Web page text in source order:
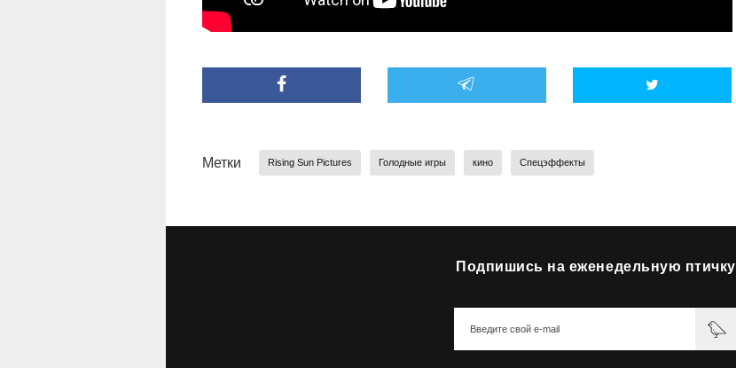
Метки Rising Sun Pictures Голодные игры кино Спецэффекты
Подпишись на еженедельную птичку